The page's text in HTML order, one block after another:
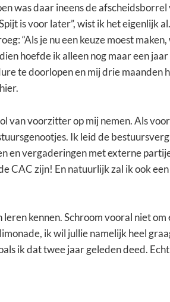
was daar ineens de afscheidsborrel
is voor later”, wist ik het eigenlijk
“Als je nu een keuze moest
hoefde ik alleen nog maar een
te doorlopen en mij drie maanden
van voorzitter op mij nemen. Als
Ik leid de
en vergaderingen met externe
CAC zijn! En natuurlijk zal ik ook
kennen. Schroom vooral niet om
ik wil jullie namelijk heel
ik dat twee jaar geleden deed.